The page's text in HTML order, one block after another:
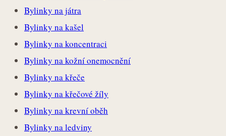
Bylinky na játra
Bylinky na kašel
Bylinky na koncentraci
Bylinky na kožní onemocnění
Bylinky na křeče
Bylinky na křečové žíly
Bylinky na krevní oběh
Bylinky na ledviny